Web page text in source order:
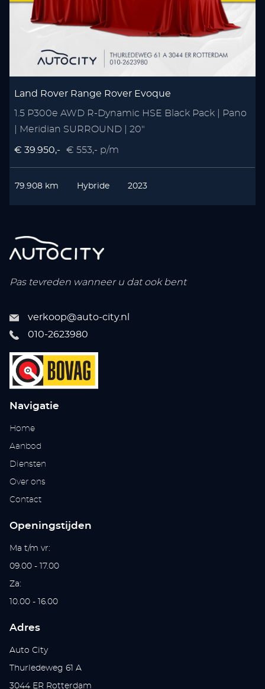
Land Rover Range Rover Evoque
1.5 P300e AWD R-Dynamic HSE Black Pack | Pano
| Meridian SURROUND | 20"
€ 39.950,- € 553,- p/m
79.908 km Hybride 2023
Pas tevreden wanneer u dat ook bent
verkoop@auto-city.nl
010-2623980
Navigatie
Home
Aanbod
Diensten
Over ons
Contact
Openingstijden
Ma t/m vr:
09.00 - 17.00
Za:
10.00 - 16.00
Adres
Auto City
Thurledeweg 61 A
3044 ER Rotterdam